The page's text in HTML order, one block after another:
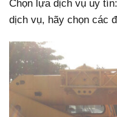
Chọn lựa dịch vụ uy
dịch vụ, hãy chọn các